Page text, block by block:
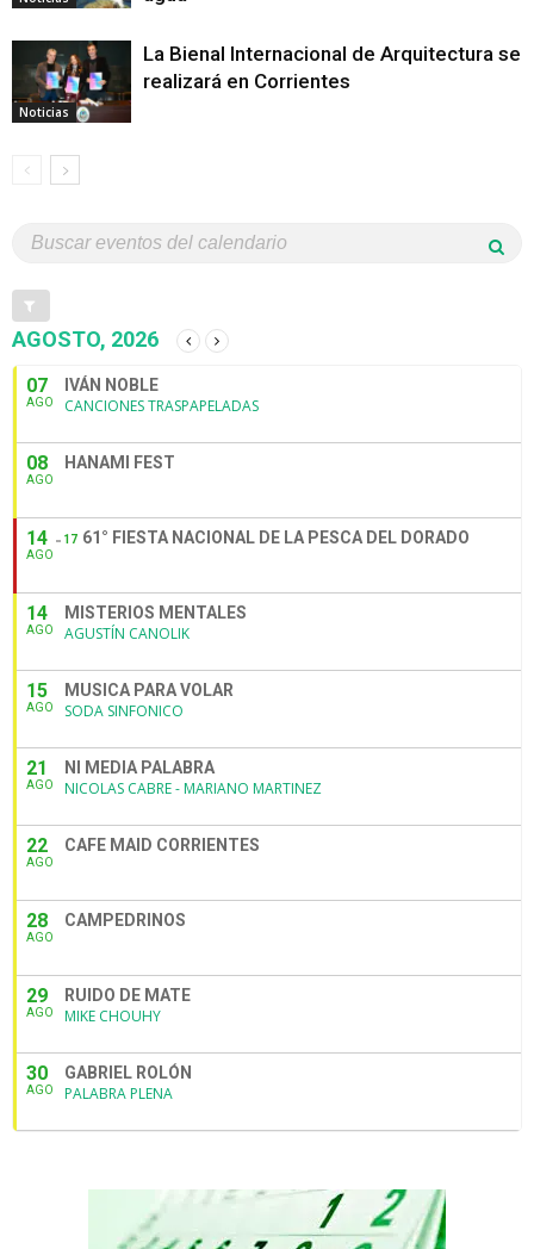
Noticias
La Bienal Internacional de Arquitectura se
realizará en Corrientes
AGOSTO, 2026
07
AGO
IVÁN NOBLE
CANCIONES TRASPAPELADAS
08
AGO
HANAMI FEST
14
AGO
17 61° FIESTA NACIONAL DE LA PESCA DEL DORADO
14
AGO
MISTERIOS MENTALES
AGUSTÍN CANOLIK
15
AGO
MUSICA PARA VOLAR
SODA SINFONICO
21
AGO
NI MEDIA PALABRA
NICOLAS CABRE - MARIANO MARTINEZ
22
AGO
CAFE MAID CORRIENTES
28
AGO
CAMPEDRINOS
29
AGO
RUIDO DE MATE
MIKE CHOUHY
30
AGO
GABRIEL ROLÓN
PALABRA PLENA